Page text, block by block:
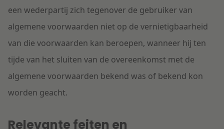
een wederpartij zich tegenover de gebruiker van
algemene voorwaarden niet op de vernietigbaarheid
van die voorwaarden kan beroepen, wanneer hij ten
tijde van het sluiten van de overeenkomst met de
algemene voorwaarden bekend was of bekend kon
worden geacht.
Relevante feiten en